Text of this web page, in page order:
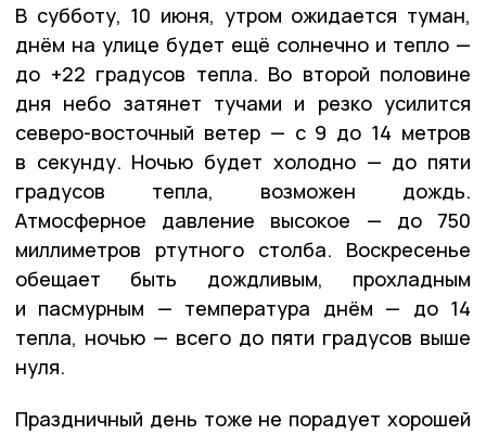
В субботу, 10 июня, утром ожидается туман,
днём на улице будет ещё солнечно и тепло —
до +22 градусов тепла. Во второй половине
дня небо затянет тучами и резко усилится
северо-восточный ветер — с 9 до 14 метров
в секунду. Ночью будет холодно — до пяти
градусов тепла, возможен дождь.
Атмосферное давление высокое — до 750
миллиметров ртутного столба. Воскресенье
обещает быть дождливым, прохладным
и пасмурным — температура днём — до 14
тепла, ночью — всего до пяти градусов выше
нуля.
Праздничный день тоже не порадует хорошей